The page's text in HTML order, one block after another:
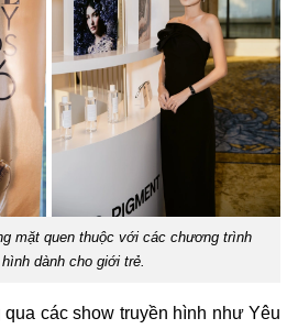
mặt quen thuộc với các chương trình
dành cho giới trẻ.
các show truyền hình như Yêu